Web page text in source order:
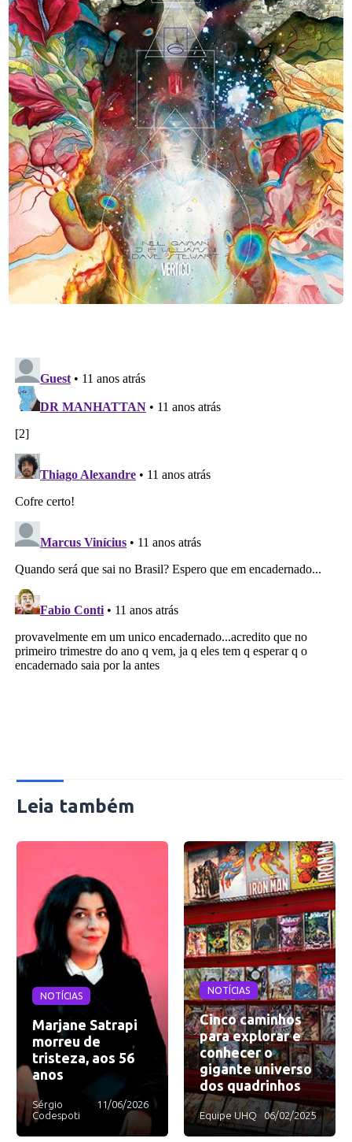
Leia também
NOTÍCIAS
Marjane Satrapi
morreu de
tristeza, aos 56
anos
Sérgio
Codespoti
11/06/2026
NOTÍCIAS
Cinco caminhos
para explorar e
conhecer o
gigante universo
dos quadrinhos
Equipe UHQ 06/02/2025